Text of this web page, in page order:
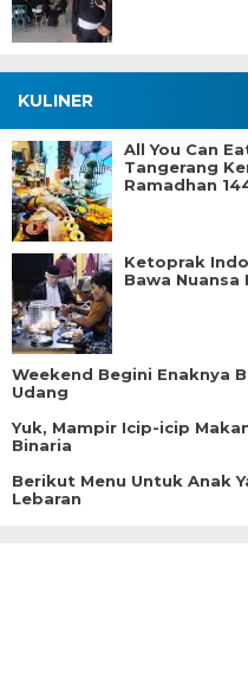
KULINER
All You Can
Tangerang
Ramadhan
Ketoprak
Bawa
Weekend Begini Enaknya
Udang
Yuk, Mampir Icip-icip
Binaria
Berikut Menu Untuk Anak
Lebaran